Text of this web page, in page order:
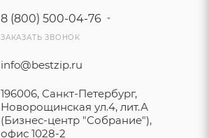
8 (800) 500-04-76
ЗАКАЗАТЬ ЗВОНОК
info@bestzip.ru
196006, Санкт-Петербург,
Новорощинская ул.4, лит.А
(Бизнес-центр "Собрание"),
офис 1028-2